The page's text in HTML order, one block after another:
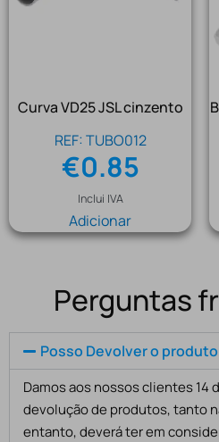
Curva VD25 JSL cinzento
REF: TUBO012
€0.85
Inclui IVA
Adicionar
Perguntas
Posso Devolver o
Damos aos nossos clientes 14
devolução de produtos, tanto
entanto, deverá ter em